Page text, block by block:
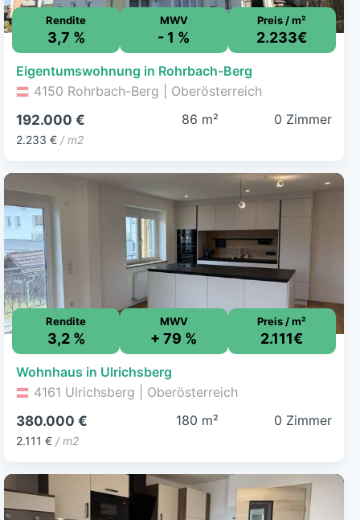
Rendite
3,7 %
MWV
- 1 %
Preis / m²
2.233€
Eigentumswohnung in Rohrbach-Berg
4150 Rohrbach-Berg | Oberösterreich
192.000 €
2.233 € / m2
86 m² 0 Zimmer
Rendite
3,2 %
MWV
+ 79 %
Preis / m²
2.111€
Wohnhaus in Ulrichsberg
4161 Ulrichsberg | Oberösterreich
380.000 €
2.111 € / m2
180 m² 0 Zimmer